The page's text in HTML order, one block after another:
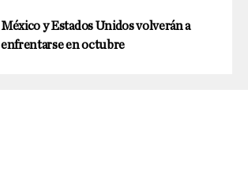
México y Estados Unidos volverán a
enfrentarse en octubre